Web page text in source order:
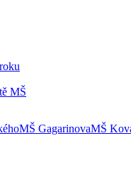
MŠ
MŠ GagarinovaMŠ